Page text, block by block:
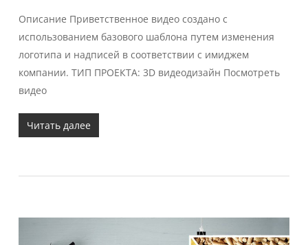
Описание Приветственное видео создано с
использованием базового шаблона путем изменения
логотипа и надписей в соответствии с имиджем
компании. ТИП ПРОЕКТА: 3D видеодизайн Посмотреть
видео
Читать далее